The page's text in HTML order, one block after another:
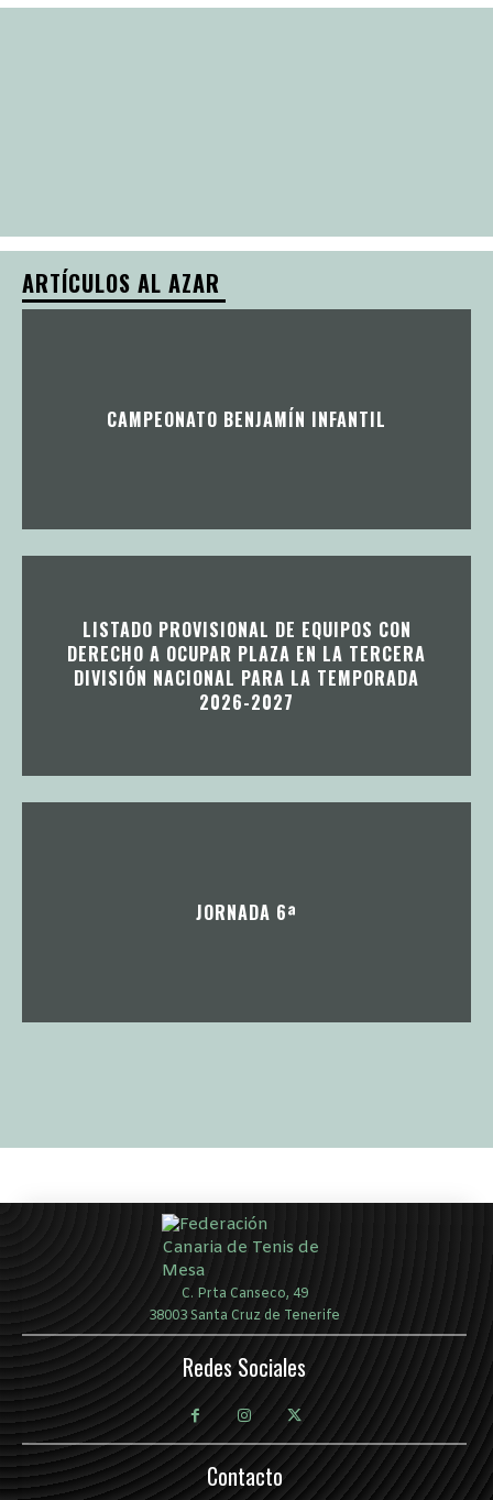
ARTÍCULOS AL AZAR
CAMPEONATO BENJAMÍN INFANTIL
LISTADO PROVISIONAL DE EQUIPOS CON
DERECHO A OCUPAR PLAZA EN LA TERCERA
DIVISIÓN NACIONAL PARA LA TEMPORADA
2026-2027
JORNADA 6ª
C. Prta Canseco, 49
38003 Santa Cruz de Tenerife
Redes Sociales
Contacto